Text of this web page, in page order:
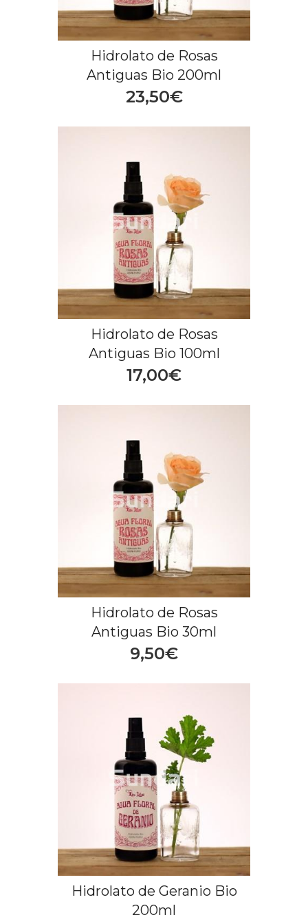
Hidrolato de Rosas
Antiguas Bio 200ml
23,50€
Hidrolato de Rosas
Antiguas Bio 100ml
17,00€
Hidrolato de Rosas
Antiguas Bio 30ml
9,50€
Hidrolato de Geranio Bio
200ml